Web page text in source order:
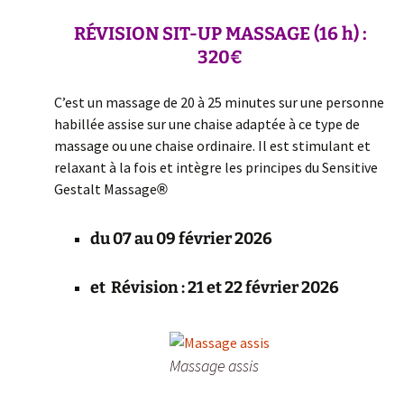
RÉVISION SIT-UP MASSAGE (16 h) :
320€
C’est un massage de 20 à 25 minutes sur une personne
habillée assise sur une chaise adaptée à ce type de
massage ou une chaise ordinaire. Il est stimulant et
relaxant à la fois et intègre les principes du Sensitive
Gestalt Massage®
du 07 au 09 février 2026
et Révision : 21 et 22 février 2026
Massage assis